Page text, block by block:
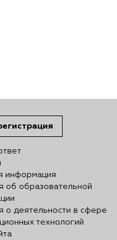
информация
об образовательной
о деятельности в сфере
технологий